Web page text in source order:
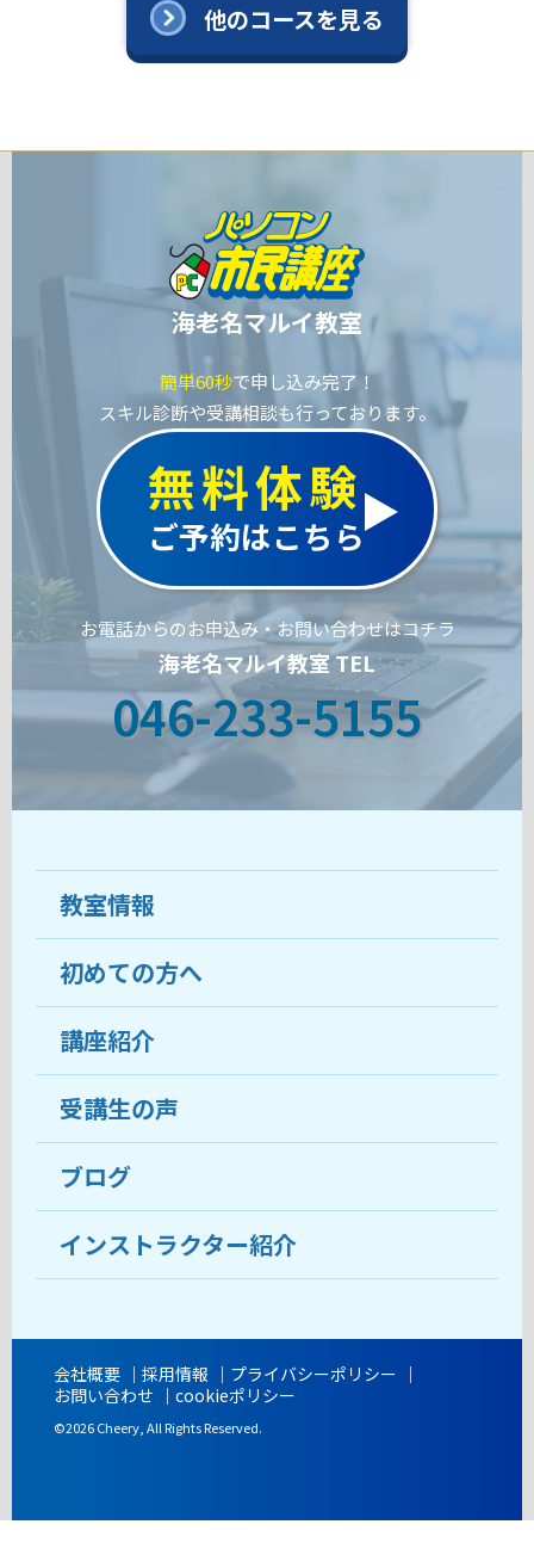
他のコースを見る
海老名マルイ教室
簡単60秒で申し込み完了！
スキル診断や受講相談も行っております。
無料体験
ご予約はこちら
お電話からのお申込み・お問い合わせはコチラ
海老名マルイ教室 TEL
046-233-5155
教室情報
教室について
受講生の声
おすすめ・人気の講座
目的から講座を探す
教室ブログ
開講時間
初めての方へ
ココがおすすめ
料金
受講までの流れ
よくあるご質問
講座紹介
受講生の声
ブログ
インストラクター紹介
会社概要 採用情報
プライバシーポリシー
お問い合わせ
cookieポリシー
©2026 Cheery, All Rights Reserved.